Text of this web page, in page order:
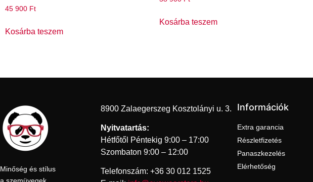
45 900 Ft
Kosárba teszem
Kosárba teszem
Minőség és stílus
a szemüvegek
8900 Zalaegerszeg Kosztolányi u. 3.
Nyitvatartás:
Hétfőtől Péntekig 9:00 – 17:00
Szombaton 9:00 – 12:00
Telefonszám: +36 30 012 1525
Információk
Extra garancia
Részletfizetés
Panaszkezelés
Elérhetőség